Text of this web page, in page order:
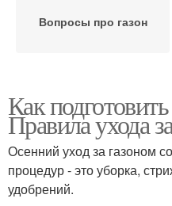
Вопросы про газон
Газон в октябре
Удобрение для газона
Как
Правила ухода
Осенний уход за газоном
процедур - это уборка,
удобрений.